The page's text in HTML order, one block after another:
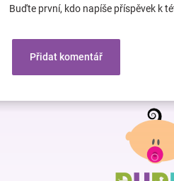
Buďte první, kdo napíše příspěvek k
Přidat komentář
Z